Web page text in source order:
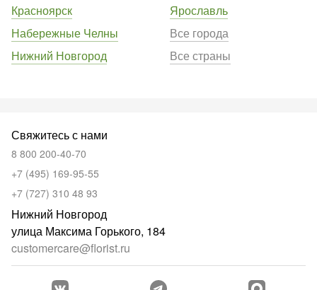
Красноярск
Набережные Челны
Нижний Новгород
Ярославль
Все города
Все страны
Свяжитесь с нами
8 800 200-40-70
+7 (495) 169-95-55
+7 (727) 310 48 93
Нижний Новгород
улица Максима Горького, 184
customercare@florist.ru